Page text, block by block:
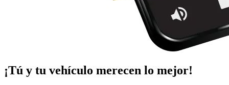
¡Tú y tu vehículo merecen lo mejor!